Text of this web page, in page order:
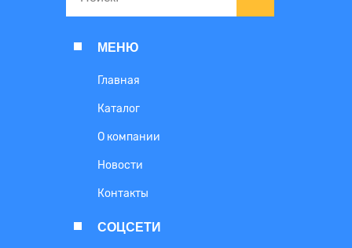
МЕНЮ
Главная
Каталог
О компании
Новости
Контакты
СОЦСЕТИ